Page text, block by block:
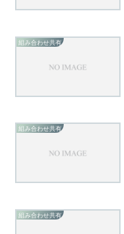
組み合わせ共有
組み合わせ共有
組み合わせ共有